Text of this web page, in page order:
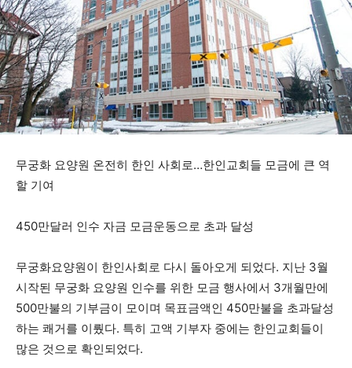
무궁화 요양원 온전히 한인 사회로…한인교회들 모금에 큰 역
할 기여
450만달러 인수 자금 모금운동으로 초과 달성
무궁화요양원이 한인사회로 다시 돌아오게 되었다. 지난 3월
시작된 무궁화 요양원 인수를 위한 모금 행사에서 3개월만에
500만불의 기부금이 모이며 목표금액인 450만불을 초과달성
하는 쾌거를 이뤘다. 특히 고액 기부자 중에는 한인교회들이
많은 것으로 확인되었다.